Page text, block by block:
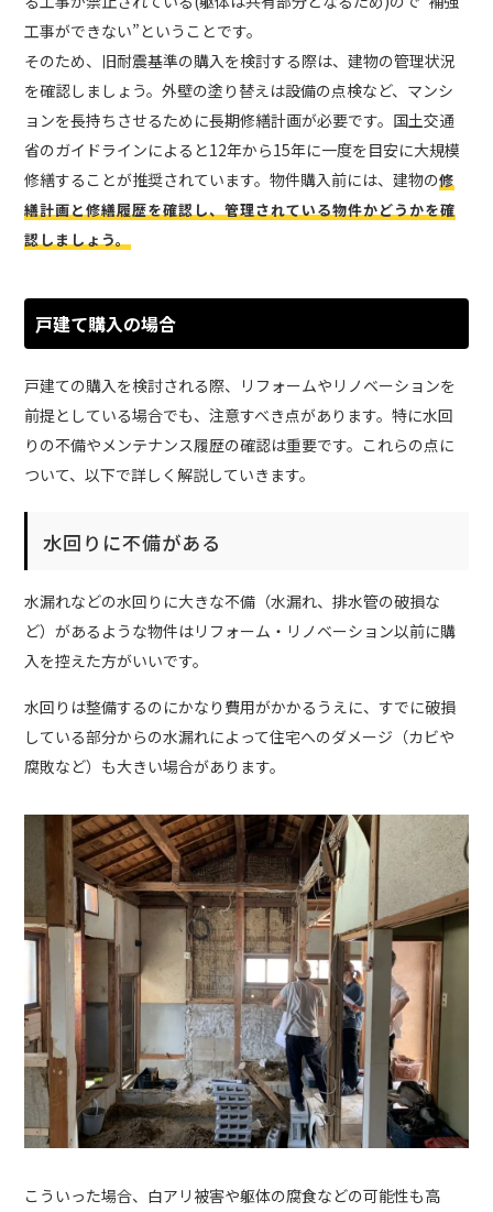
工事ができない”ということです。
そのため、旧耐震基準の購入を検討する際は、建物の管理状況
を確認しましょう。外壁の塗り替えは設備の点検など、マンシ
ョンを長持ちさせるために長期修繕計画が必要です。国土交通
省のガイドラインによると12年から15年に一度を目安に大規模
修繕することが推奨されています。物件購入前には、建物の修
繕計画と修繕履歴を確認し、管理されている物件かどうかを確
認しましょう。
戸建て購入の場合
戸建ての購入を検討される際、リフォームやリノベーションを
前提としている場合でも、注意すべき点があります。特に水回
りの不備やメンテナンス履歴の確認は重要です。これらの点に
ついて、以下で詳しく解説していきます。
水回りに不備がある
水漏れなどの水回りに大きな不備（水漏れ、排水管の破損な
ど）があるような物件はリフォーム・リノベーション以前に購
入を控えた方がいいです。
水回りは整備するのにかなり費用がかかるうえに、すでに破損
している部分からの水漏れによって住宅へのダメージ（カビや
腐敗など）も大きい場合があります。
こういった場合、白アリ被害や躯体の腐食などの可能性も高